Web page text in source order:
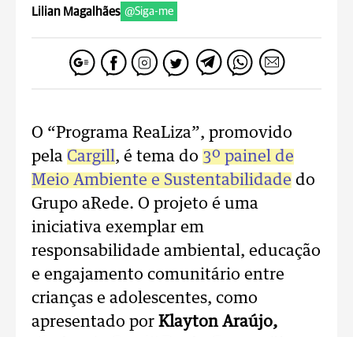
Lilian Magalhães @Siga-me
O “Programa ReaLiza”, promovido
pela Cargill, é tema do 3º painel de
Meio Ambiente e Sustentabilidade do
Grupo aRede. O projeto é uma
iniciativa exemplar em
responsabilidade ambiental, educação
e engajamento comunitário entre
crianças e adolescentes, como
apresentado por Klayton Araújo,